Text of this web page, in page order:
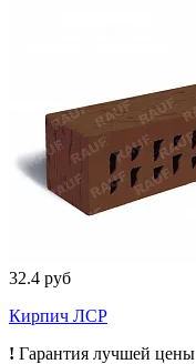
32.4 руб
Кирпич ЛСР
! Гарантия лучшей цены